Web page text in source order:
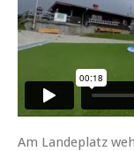
Am Landeplatz